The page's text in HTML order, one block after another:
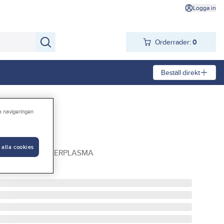
Logga in
Orderrader: 0
Beställ direkt
TILL SUPERPLASMA
navigeringen
alla cookies